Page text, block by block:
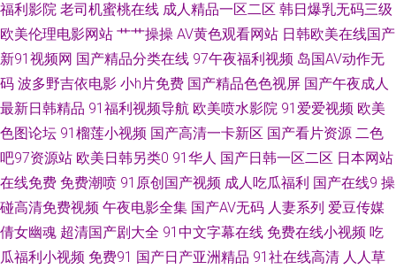
视频 91变态视频 wwww91色色 国产精选第25页 老湿机操 日本色色影院 性
爱福利视频 91视频青青操 肏屄视频看看 黄色色婷婷网站 人人操网 亚洲另类
影音 AA3级片 国产成人天天操 另类视频专区 日本不卡二区 五月天福利导航
91传媒视频 www草莓 精品久久91 人人妻人人操91 伊人桃色综合 a片网站免
费 国产三级片在线看 美女漏逼视频 日韩二级网站 欧美在线视频99 少妇人妻
福利影院 老司机蜜桃在线 成人精品一区二区 韩日爆乳无码三级
欧美伦理电影网站 艹艹操操 AV黄色观看网站 日韩欧美在线国产
新91视频网 国产精品分类在线 97午夜福利视频 岛国AV动作无
码 波多野吉依电影 小h片免费 国产精品色色视屏 国产午夜成人
最新日韩精品 91福利视频导航 欧美喷水影院 91爱爱视频 欧美
色图论坛 91榴莲小视频 国产高清一卡新区 国产看片资源 二色
吧97资源站 欧美日韩另类0 91华人 国产日韩一区二区 日本网站
在线免费 免费潮喷 91原创国产视频 成人吃瓜福利 国产在线9 操
碰高清免费视频 午夜电影全集 国产AV无码 人妻系列 爱豆传媒
倩女幽魂 超清国产剧大全 91中文字幕在线 免费在线小视频 吃
瓜福利小视频 免费91 国产日产亚洲精品 91社在线高清 人人草